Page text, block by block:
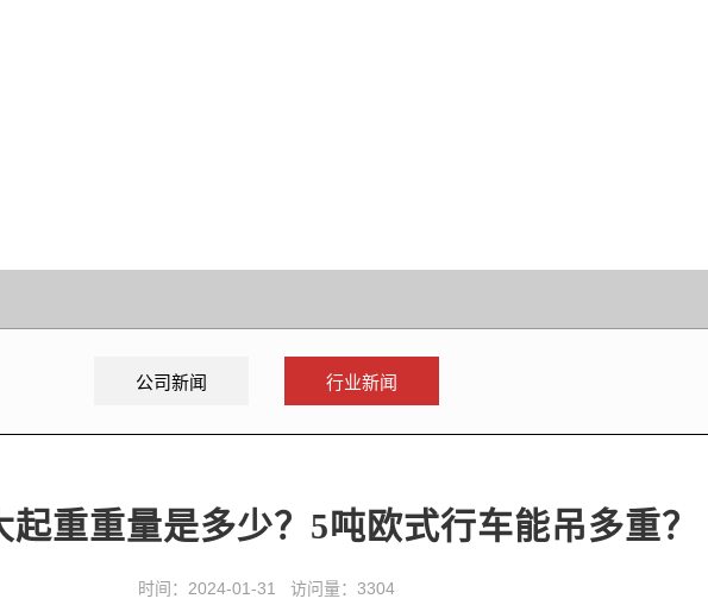
公司新闻 行业新闻
起重重量是多少？5吨欧式行车能吊多重？
时间：2024-01-31 访问量：3304